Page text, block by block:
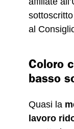
al
Coloro
basso
Quasi la
lavoro